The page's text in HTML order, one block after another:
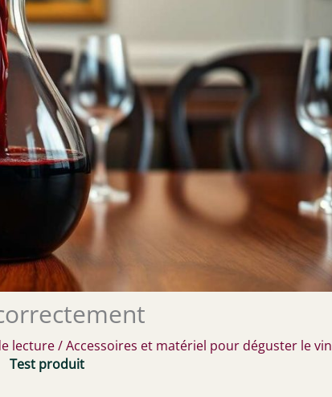
lecture/Accessoires et matériel pour déguster le vin
Test produit